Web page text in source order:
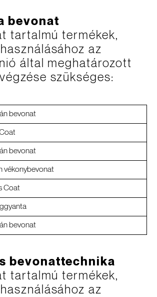
bevonat
tartalmú termékek,
az
által meghatározott
szükséges:
bevonat
bevonat
vékonybevonat
Coat
bevonat
bevonattechnika
tartalmú termékek,
az